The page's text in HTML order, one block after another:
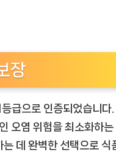
장
급으로 인증되었습니다.
오염 위험을 최소화하는
데 완벽한 선택으로 식